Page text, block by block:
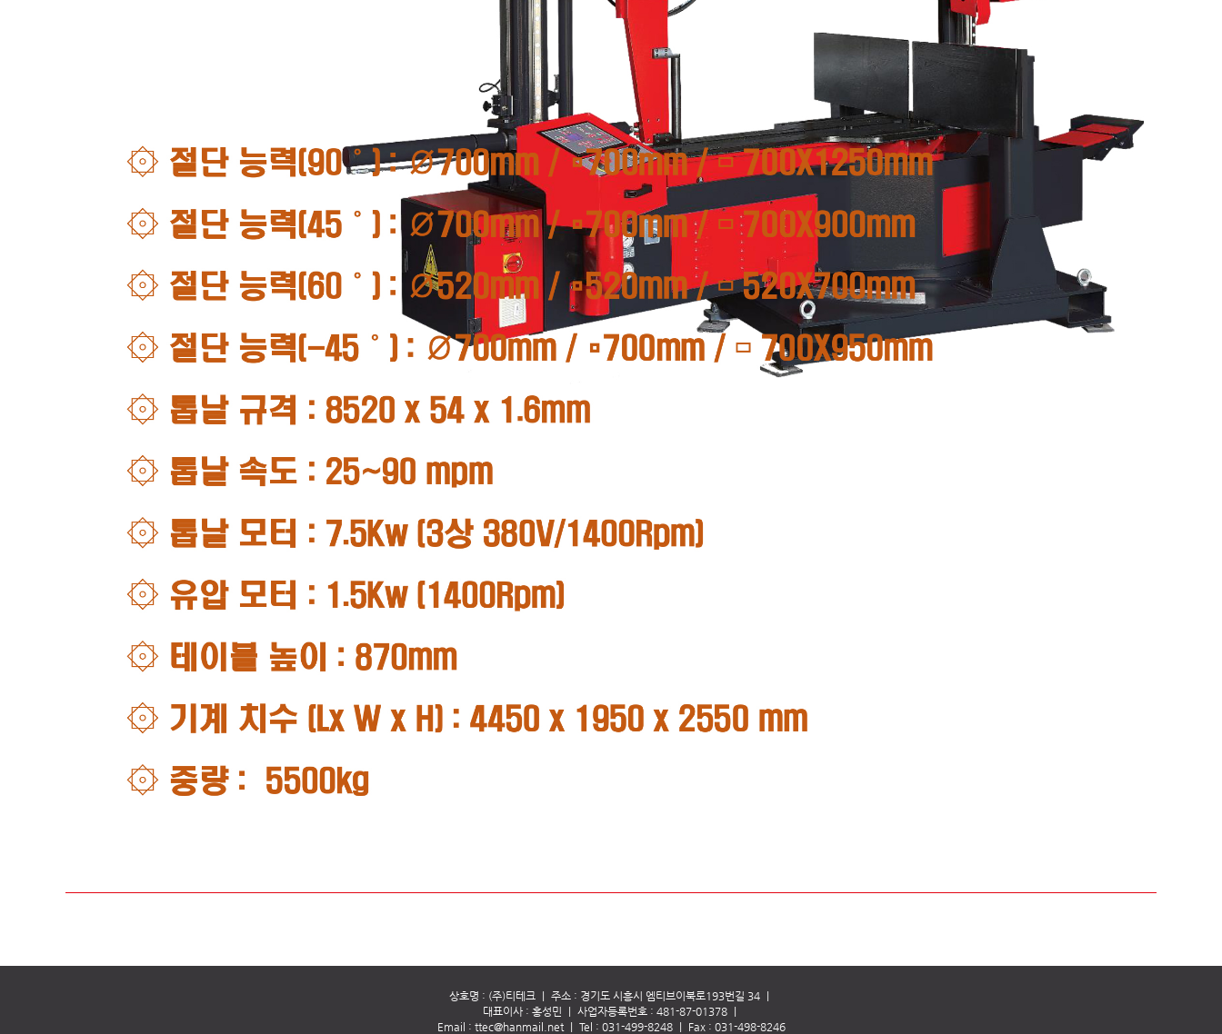
상호명 : (주)티테크 주소 : 경기도 시흥시 엠티브이북로193번길 34
대표이사 : 홍성민
사업자등록번호 : 481-87-01378｜
Email : ttec@hanmail.net｜ Tel : 031-499-8248｜ Fax : 031-498-8246